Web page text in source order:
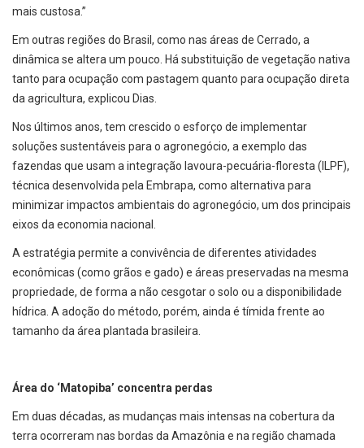
mais custosa.”
Em outras regiões do Brasil, como nas áreas de Cerrado, a
dinâmica se altera um pouco. Há substituição de vegetação nativa
tanto para ocupação com pastagem quanto para ocupação direta
da agricultura, explicou Dias.
Nos últimos anos, tem crescido o esforço de implementar
soluções sustentáveis para o agronegócio, a exemplo das
fazendas que usam a integração lavoura-pecuária-floresta (ILPF),
técnica desenvolvida pela Embrapa, como alternativa para
minimizar impactos ambientais do agronegócio, um dos principais
eixos da economia nacional.
A estratégia permite a convivência de diferentes atividades
econômicas (como grãos e gado) e áreas preservadas na mesma
propriedade, de forma a não cesgotar o solo ou a disponibilidade
hídrica. A adoção do método, porém, ainda é tímida frente ao
tamanho da área plantada brasileira.
Área do ‘Matopiba’ concentra perdas
Em duas décadas, as mudanças mais intensas na cobertura da
terra ocorreram nas bordas da Amazônia e na região chamada